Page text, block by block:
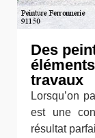
Des
travaux
Lorsqu’on
est une
résultat